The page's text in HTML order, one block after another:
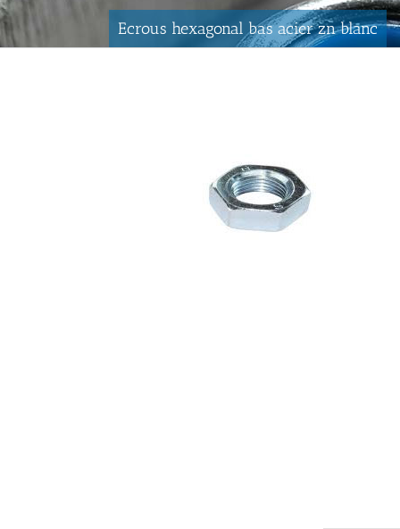
Ecrous hexagonal bas acier zn blanc